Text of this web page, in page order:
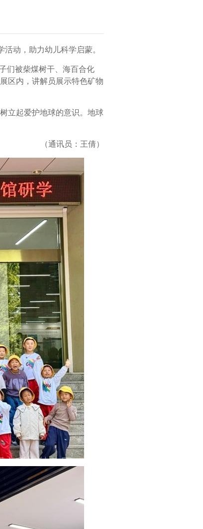
活动，助力幼儿科学启蒙。
们被柴煤树干、海百合化
区内，讲解员展示特色矿物
立起爱护地球的意识。地球
（通讯员：王倩）